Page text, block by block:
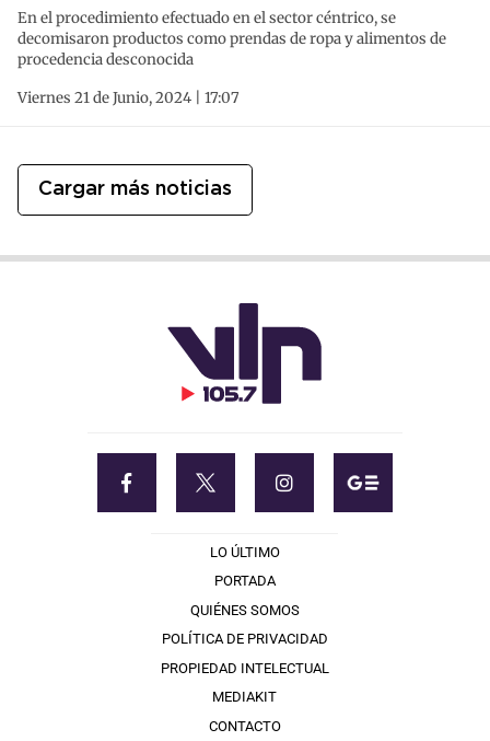
En el procedimiento efectuado en el sector céntrico, se
decomisaron productos como prendas de ropa y alimentos de
procedencia desconocida
Viernes 21 de Junio, 2024 | 17:07
Cargar más noticias
LO ÚLTIMO
PORTADA
QUIÉNES SOMOS
POLÍTICA DE PRIVACIDAD
PROPIEDAD INTELECTUAL
MEDIAKIT
CONTACTO